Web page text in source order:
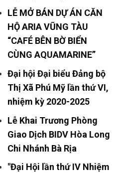
LỄ MỞ BÁN DỰ ÁN CĂN
HỘ ARIA VŨNG TÀU
“CAFÉ BÊN BỜ BIỂN
CÙNG AQUAMARINE”
Đại hội Đại biểu Đảng bộ
Thị Xã Phú Mỹ lần thứ VI,
nhiệm kỳ 2020-2025
Lễ Khai Trương Phòng
Giao Dịch BIDV Hòa Long
Chi Nhánh Bà Rịa
"Đại Hội lần thứ IV Nhiệm